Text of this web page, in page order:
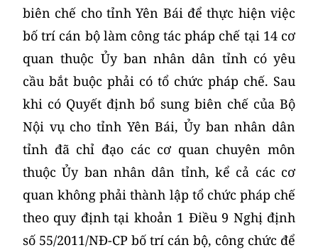
biên chế cho tỉnh Yên Bái để thực hiện việc
bố trí cán bộ làm công tác pháp chế tại 14 cơ
quan thuộc Ủy ban nhân dân tỉnh có yêu
cầu bắt buộc phải có tổ chức pháp chế. Sau
khi có Quyết định bổ sung biên chế của Bộ
Nội vụ cho tỉnh Yên Bái, Ủy ban nhân dân
tỉnh đã chỉ đạo các cơ quan chuyên môn
thuộc Ủy ban nhân dân tỉnh, kể cả các cơ
quan không phải thành lập tổ chức pháp chế
theo quy định tại khoản 1 Điều 9 Nghị định
số 55/2011/NĐ-CP bố trí cán bộ, công chức để